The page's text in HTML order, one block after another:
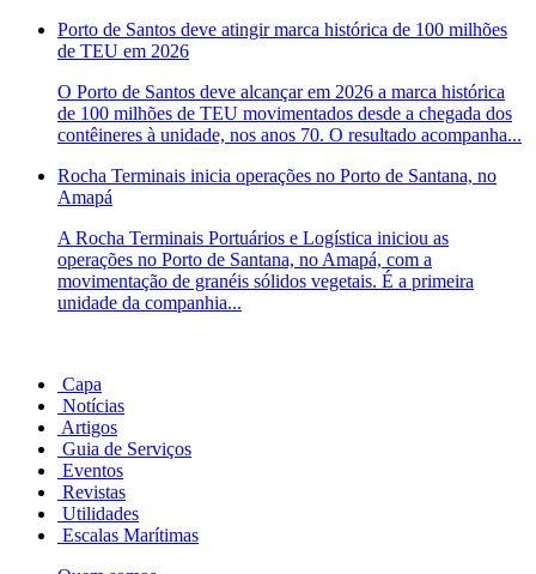
Porto de Santos deve atingir marca histórica de 100 milhões
de TEU em 2026
O Porto de Santos deve alcançar em 2026 a marca histórica
de 100 milhões de TEU movimentados desde a chegada dos
contêineres à unidade, nos anos 70. O resultado acompanha...
Rocha Terminais inicia operações no Porto de Santana, no
Amapá
A Rocha Terminais Portuários e Logística iniciou as
operações no Porto de Santana, no Amapá, com a
movimentação de granéis sólidos vegetais. É a primeira
unidade da companhia...
Capa
Notícias
Artigos
Guia de Serviços
Eventos
Revistas
Utilidades
Escalas Marítimas